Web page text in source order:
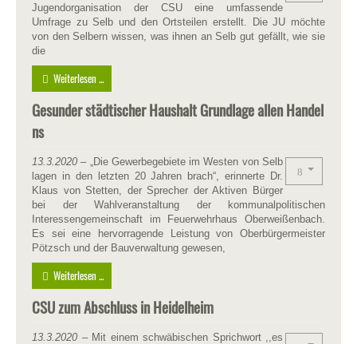
Jugendorganisation der CSU eine umfassende
Umfrage zu Selb und den Ortsteilen erstellt. Die JU möchte
von den Selbern wissen, was ihnen an Selb gut gefällt, wie sie
die
Weiterlesen ...
Gesunder städtischer Haushalt Grundlage allen Handel
ns
13.3.2020 – „Die Gewerbegebiete im Westen von Selb
lagen in den letzten 20 Jahren brach“, erinnerte Dr.
Klaus von Stetten, der Sprecher der Aktiven Bürger
bei der Wahlveranstaltung der kommunalpolitischen
Interessengemeinschaft im Feuerwehrhaus Oberweißenbach.
Es sei eine hervorragende Leistung von Oberbürgermeister
Pötzsch und der Bauverwaltung gewesen,
Weiterlesen ...
CSU zum Abschluss in Heidelheim
13.3.2020 – Mit einem schwäbischen Sprichwort ,,es